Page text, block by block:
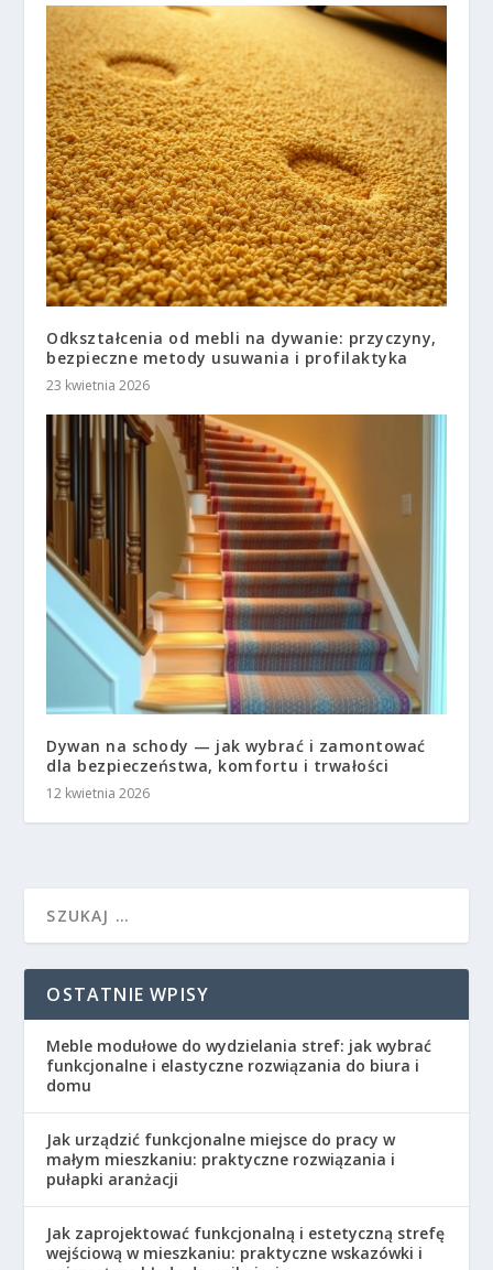
Odkształcenia od mebli na dywanie: przyczyny,
bezpieczne metody usuwania i profilaktyka
23 kwietnia 2026
Dywan na schody — jak wybrać i zamontować
dla bezpieczeństwa, komfortu i trwałości
12 kwietnia 2026
OSTATNIE WPISY
Meble modułowe do wydzielania stref: jak wybrać
funkcjonalne i elastyczne rozwiązania do biura i
domu
Jak urządzić funkcjonalne miejsce do pracy w
małym mieszkaniu: praktyczne rozwiązania i
pułapki aranżacji
Jak zaprojektować funkcjonalną i estetyczną strefę
wejściową w mieszkaniu: praktyczne wskazówki i